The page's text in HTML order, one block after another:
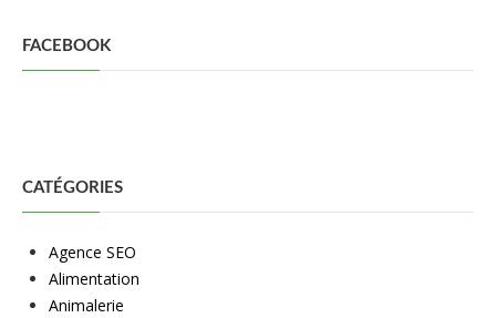
FACEBOOK
CATÉGORIES
Agence SEO
Alimentation
Animalerie